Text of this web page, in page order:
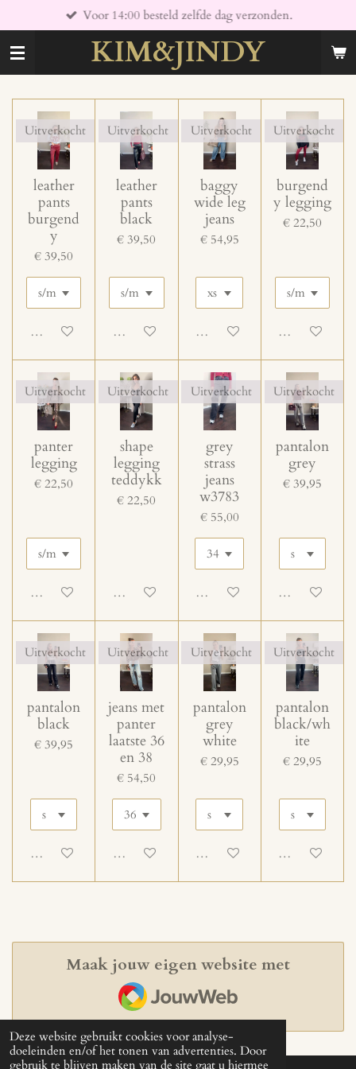
Deze website gebruikt cookies voor analyse-
doeleinden en/of het tonen van advertenties. Door
gebruik te blijven maken van de site gaat u hiermee
direct
naar
KIM&JINDY
Voor 14:00 besteld zelfde dag verzonden.
Uitverkocht
leather
pants
burgend
y
€ 39,50
Uitgeschakeld
Uitverkocht
leather
pants
black
€ 39,50
Uitgeschakeld
Uitverkocht
baggy
wide leg
jeans
€ 54,95
Uitgeschakeld
Uitverkocht
burgend
y legging
€ 22,50
Uitgeschakeld
Uitverkocht
panter
legging
€ 22,50
Uitgeschakeld
Uitverkocht
shape
legging
teddykk
€ 22,50
Uitgeschakeld
Uitverkocht
grey
strass
jeans
w3783
€ 55,00
Uitgeschakeld
Uitverkocht
pantalon
grey
€ 39,95
Uitgeschakeld
Uitverkocht
pantalon
black
€ 39,95
Uitgeschakeld
Uitverkocht
jeans met
panter
laatste 36
en 38
€ 54,50
Uitgeschakeld
Uitverkocht
pantalon
grey
white
€ 29,95
Uitgeschakeld
Uitverkocht
pantalon
black/wh
ite
€ 29,95
Uitgeschakeld
Maak jouw eigen website met
JouwWeb